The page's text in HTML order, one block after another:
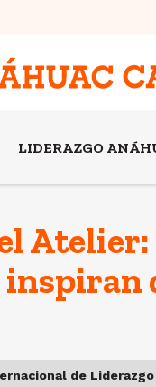
LIDERAZGO
de Liderazgo